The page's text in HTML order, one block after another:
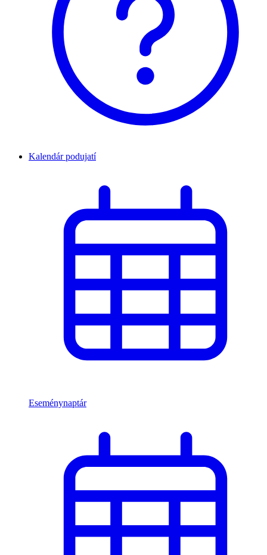
Kalendár podujatí
Eseménynaptár